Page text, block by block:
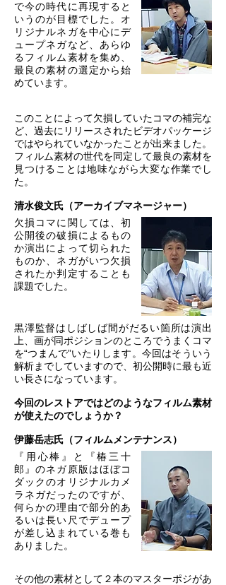
で今の時代に再現すると
いうのが目標でした。オ
リジナルネガを中心にデ
ュープネガなど、あらゆ
るフィルム素材を集め、
最良の素材の選定から始
めています。
このことによって欠損していたコマの補完な
ど、過去にリリースされたビデオパッケージ
ではやられていなかったことが出来ました。
フィルム素材の世代を同定して最良の素材を
見つけることは地味ながら大変な作業でし
た。
清水俊文氏（アーカイブマネージャー）
欠損コマに関しては、初
公開後の破損によるもの
か演出によって切られた
ものか、ネガがいつ欠損
されたか判定することも
課題でした。
黒澤監督はしばしば間がだるい箇所は演出
上、画が同ポジションのところでうまくコマ
を“つまんで”いたりします。今回はそういう
解析までしていますので、初公開時に最も近
い長さになっています。
今回のレストアではどのようなフィルム素材
が使えたのでしょうか？
伊藤岳志氏（フィルムメンテナンス）
『用心棒』と『椿三十
郎』のネガ原版はほぼコ
ダックのオリジナルカメ
ラネガだったのですが、
何らかの理由で部分的あ
るいは長い尺でデュープ
が差し込まれている巻も
ありました。
その他の素材として２本のマスターポジがあ